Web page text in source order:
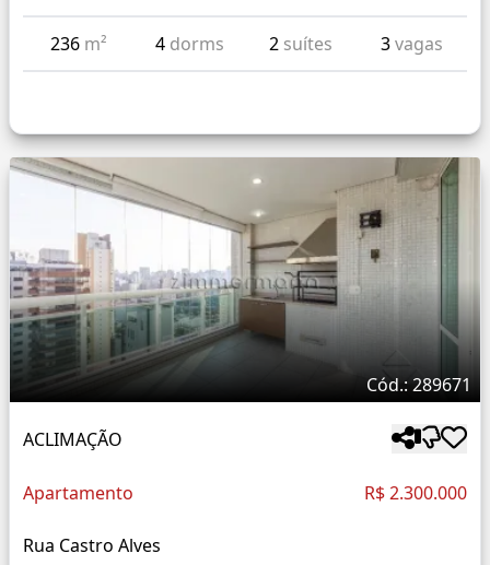
236 m² 4 dorms 2 suítes 3vagas
Cód.: 289671
ACLIMAÇÃO
Apartamento R$ 2.300.000
Rua Castro Alves